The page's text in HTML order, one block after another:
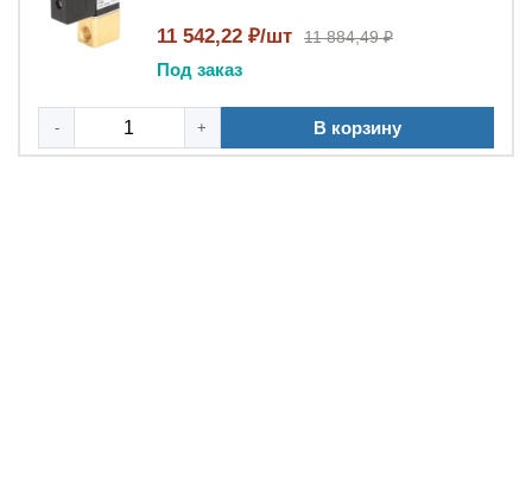
11 542,22 ₽/шт 11 884,49 ₽
Под заказ
- + В корзину